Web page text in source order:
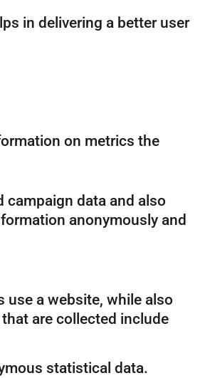
in delivering a better user
on metrics the
campaign data and also
anonymously and
use a website, while also
are collected include
statistical data.